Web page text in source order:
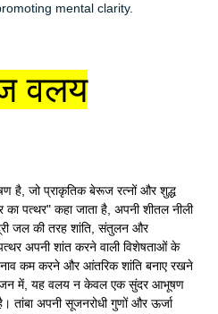
mental clarity.
वलय
है, जो प्राकृतिक बेरूज रत्नों और शुद्ध
पत्थर" कहा जाता है, अपनी शीतल नीली
जल की तरह शांति, संतुलन और
अपनी शांत करने वाली विशेषताओं के
कम करने और आंतरिक शांति बनाए रखने
में, यह वलय न केवल एक सुंदर आभूषण
तांबा अपनी सूजनरोधी गुणों और ऊर्जा